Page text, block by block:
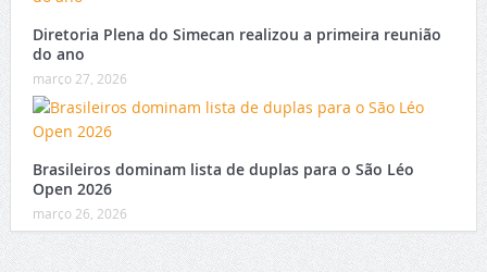
Diretoria Plena do Simecan realizou a primeira reunião
do ano
março 27, 2026
Brasileiros dominam lista de duplas para o São Léo
Open 2026
março 26, 2026